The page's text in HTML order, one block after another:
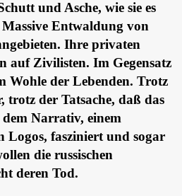
und Asche, wie sie es
Entwaldung von
Ihre privaten
auf Zivilisten. Im Gegensatz
Wohle der Lebenden. Trotz
trotz der Tatsache, daß das
Narrativ, einem
Logos, fasziniert und sogar
die russischen
deren Tod.